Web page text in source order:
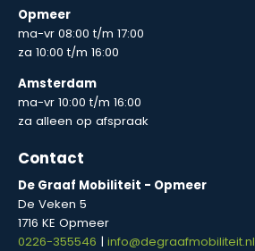
Opmeer
ma-vr 08:00 t/m 17:00
za 10:00 t/m 16:00
Amsterdam
ma-vr 10:00 t/m 16:00
za alleen op afspraak
Contact
De Graaf Mobiliteit - Opmeer
De Veken 5
1716 KE Opmeer
0226-355546 | info@degraafmobiliteit.nl